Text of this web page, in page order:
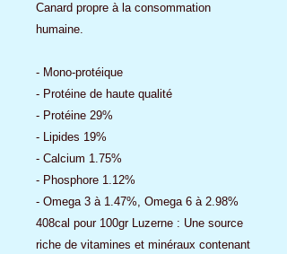
Canard propre à la consommation
humaine.
- Mono-protéique
- Protéine de haute qualité
- Protéine 29%
- Lipides 19%
- Calcium 1.75%
- Phosphore 1.12%
- Omega 3 à 1.47%, Omega 6 à 2.98%
408cal pour 100gr Luzerne : Une source
riche de vitamines et minéraux contenant